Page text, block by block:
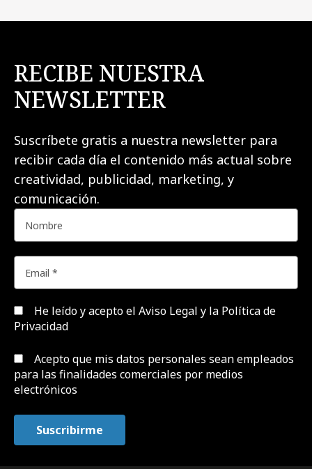
RECIBE NUESTRA
NEWSLETTER
Suscríbete gratis a nuestra newsletter para
recibir cada día el contenido más actual sobre
creatividad, publicidad, marketing, y
comunicación.
He leído y acepto el Aviso Legal y la Política de
Privacidad
Acepto que mis datos personales sean empleados
para las finalidades comerciales por medios
electrónicos